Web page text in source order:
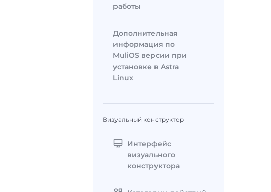
работы
Дополнительная
информация по
MuliOS версии при
установке в Astra
Linux
Визуальный конструктор
Интерфейс
визуального
конструктора